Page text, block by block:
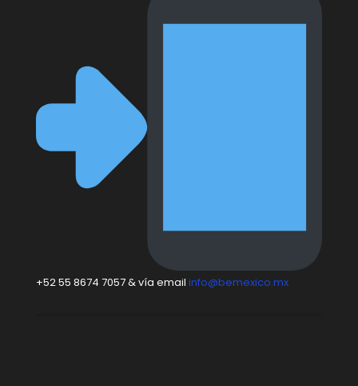
+52 55 8674 7057 & vía email info@bemexico.mx